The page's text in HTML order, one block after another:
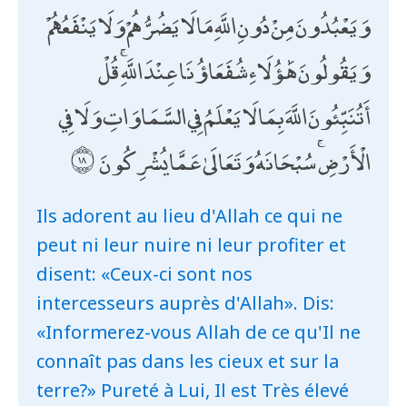
وَيَعْبُدُونَ مِنْ دُونِ اللَّهِ مَا لَا يَضُرُّهُمْ وَلَا يَنْفَعُهُمْ
وَيَقُولُونَ هَٰؤُلَاءِ شُفَعَاؤُنَا عِنْدَ اللَّهِ ۚ قُلْ
أَتُنَبِّئُونَ اللَّهَ بِمَا لَا يَعْلَمُ فِي السَّمَاوَاتِ وَلَا فِي
الْأَرْضِ ۚ سُبْحَانَهُ وَتَعَالَىٰ عَمَّا يُشْرِكُونَ
Ils adorent au lieu d'Allah ce qui ne
peut ni leur nuire ni leur profiter et
disent: «Ceux-ci sont nos
intercesseurs auprès d'Allah». Dis:
«Informerez-vous Allah de ce qu'Il ne
connaît pas dans les cieux et sur la
terre?» Pureté à Lui, Il est Très élevé